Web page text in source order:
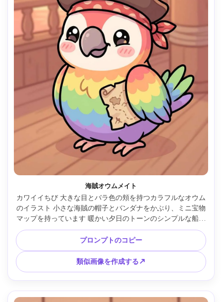
海賊オウムメイト
カワイイちび 大きな目とバラ色の頬を持つカラフルなオウム
のイラスト 小さな海賊の帽子とバンダナをかぶり、ミニ宝物
マップを持っています 暖かい夕日のトーンのシンプルな船甲
板背景 太いクリーンなラインアート ソフトシェーディング
遊び心のあるニヤニヤ 印刷しやすいクリーンな形状 かわい
いマスコット品質 85mmレンズ 被写界深度浅い --ar 4:5
プロンプトのコピー
類似画像を作成する↗